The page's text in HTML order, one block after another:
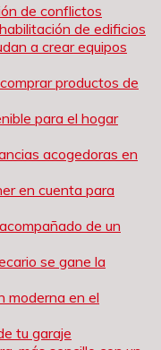
de conflictos
de edificios
a crear equipos
productos de
para el hogar
acogedoras en
en cuenta para
de un
se gane la
moderna en el
tu garaje